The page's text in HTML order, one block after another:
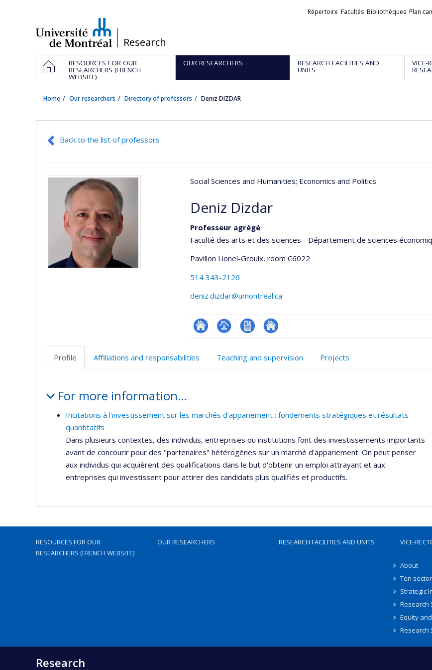
/Research
Liens
Répertoire Facultés Bibliothèques Plan
Navigation
principale
HOMERESOURCES FOR OUR
RESEARCHERS (FRENCH
WEBSITE)
OUR RESEARCHERS RESEARCH FACILITIES AND
UNITS
VICE-
Home Our researchers Directory of professors Deniz DIZDAR
Back to the list of professors
Social Sciences and Humanities; Economics and Politics
Deniz Dizdar
Professeur agrégé
Faculté des arts et des sciences - Département de sciences
Pavillon Lionel-Groulx, room C6022
514 343-2126
deniz.dizdar@umontreal.ca
ResearchGate
Page
(faculté,département,école)
CV
anglais
Autre
web
Profile Affiliations and responsabilities Teaching and supervision Projects
For more information…
Incitations à l'investissement sur les marchés d'appariement : fondements stratégiques et résultats
quantitatifs
Dans plusieurs contextes, des individus, entreprises ou institutions font des investissements importants
avant de concourir pour des "partenaires" hétérogènes sur un marché d'appariement. On peut penser
aux individus qui acquièrent des qualifications dans le but d'obtenir un emploi attrayant et aux
entreprises qui investissent pour attirer des candidats plus qualifiés et productifs.
RESOURCES FOR OUR
RESEARCHERS (FRENCH WEBSITE)
OUR RESEARCHERS RESEARCH FACILITIES AND UNITS VICE-
About
Ten
Strategic
Research
Equity
Research
Research